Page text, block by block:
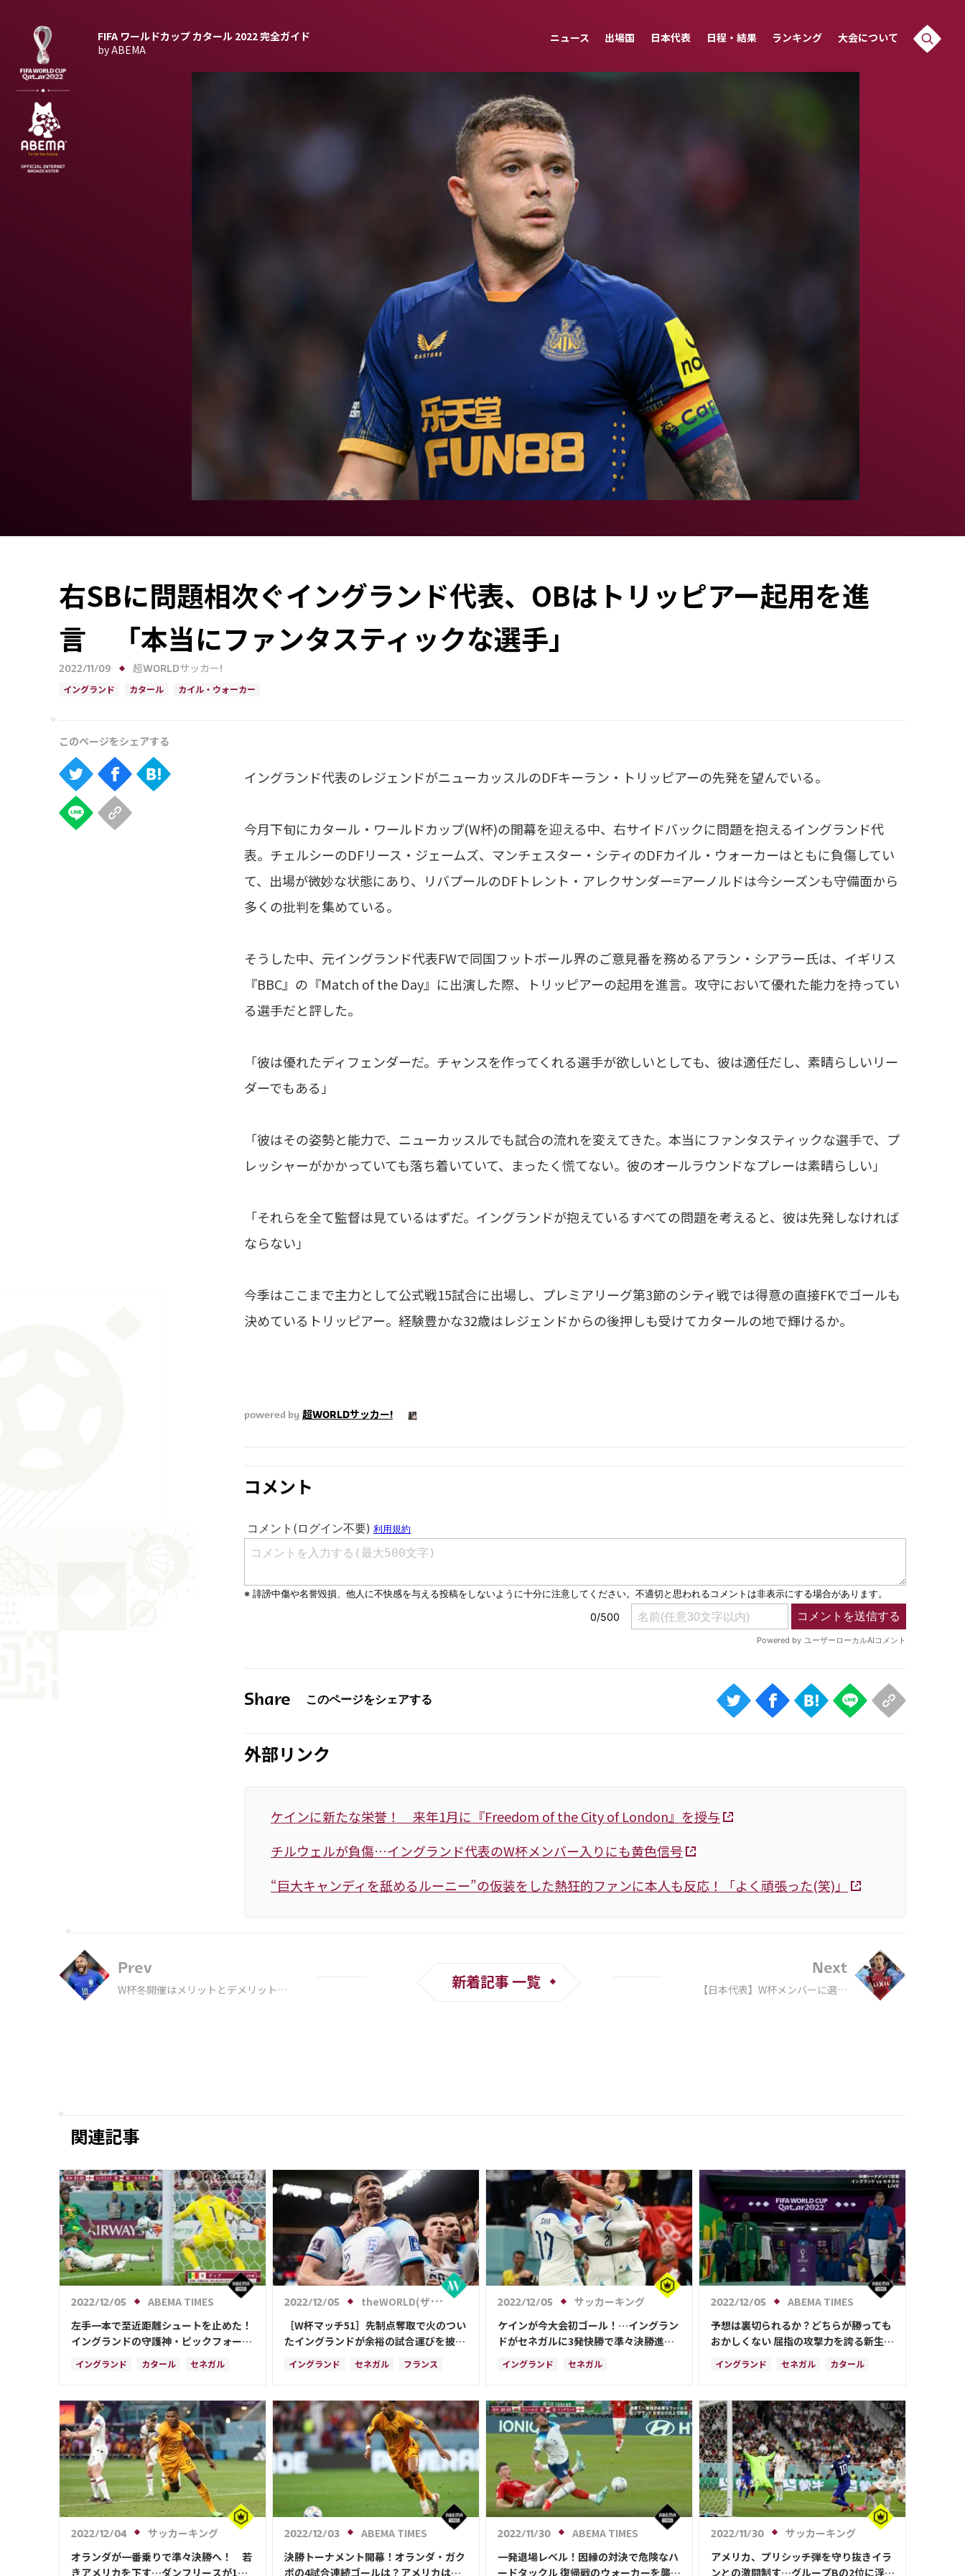
FIFA ワールドカップ カタール 2022完全ガイド
by ABEMA
ニュース 出場国 日本代表 日程・結果 ランキング 大会について
右SBに問題相次ぐイングランド代表、OBはトリッピアー起用を進
言 「本当にファンタスティックな選手」
2022/11/09 超WORLDサッカー!
イングランド カタール カイル・ウォーカー
イングランド代表のレジェンドがニューカッスルのDFキーラン・トリッピアーの先発を望んでいる。
今月下旬にカタール・ワールドカップ(W杯)の開幕を迎える中、右サイドバックに問題を抱えるイングランド代
表。チェルシーのDFリース・ジェームズ、マンチェスター・シティのDFカイル・ウォーカーはともに負傷してい
て、出場が微妙な状態にあり、リバプールのDFトレント・アレクサンダー=アーノルドは今シーズンも守備面から
多くの批判を集めている。
そうした中、元イングランド代表FWで同国フットボール界のご意見番を務めるアラン・シアラー氏は、イギリス
『BBC』の『Match of the Day』に出演した際、トリッピアーの起用を進言。攻守において優れた能力を持ってい
る選手だと評した。
「彼は優れたディフェンダーだ。チャンスを作ってくれる選手が欲しいとしても、彼は適任だし、素晴らしいリー
ダーでもある」
「彼はその姿勢と能力で、ニューカッスルでも試合の流れを変えてきた。本当にファンタスティックな選手で、プ
レッシャーがかかっていても落ち着いていて、まったく慌てない。彼のオールラウンドなプレーは素晴らしい」
「それらを全て監督は見ているはずだ。イングランドが抱えているすべての問題を考えると、彼は先発しなければ
ならない」
今季はここまで主力として公式戦15試合に出場し、プレミアリーグ第3節のシティ戦では得意の直接FKでゴールも
決めているトリッピアー。経験豊かな32歳はレジェンドからの後押しも受けてカタールの地で輝けるか。
powered by 超WORLDサッカー!
コメント
Share
外部リンク
ケインに新たな栄誉！ 来年1月に『Freedom of the City of London』を授与
チルウェルが負傷…イングランド代表のW杯メンバー入りにも黄色信号
“巨大キャンディを舐めるルーニー”の仮装をした熱狂的ファンに本人も反応！「よく頑張った(笑)」
Prev
W杯冬開催はメリットとデメリットど
新着記事 一覧
Next
【日本代表】W杯メンバーに選ば
関連記事
2022/12/05
ABEMA TIMES
左手一本で至近距離シュートを止めた！
イングランドの守護神・ピックフォード
が魅せた試合の流れを変えた神セーブ
イングランド カタール セネガル
2022/12/05
theWORLD(ザ・ワールドWeb)
［W杯マッチ51］先制点奪取で火のつい
たイングランドが余裕の試合運びを披
露 セネガルは3失点で力尽きる
イングランド セネガル フランス
ドイツ スペイン
ジャック・グリーリッシュ カタール
ポーランド エクアドル
カイル・ウォーカー
2022/12/05
サッカーキング
ケインが今大会初ゴール！…イングラン
ドがセネガルに3発快勝で準々決勝進
出、フランスと激突へ
イングランド セネガル
フィル・フォーデン ウェールズ
カタール イラン オランダ
エクアドル アメリカ 日本
ジャック・グリーリッシュ
カイル・ウォーカー
2022/12/05
ABEMA TIMES
予想は裏切られるか？どちらが勝っても
おかしくない 屈指の攻撃力を誇る新生イ
ングランド vs 初のベスト4を狙うアフリ
カ最強セネガル
イングランド セネガル カタール
スペイン アルゼンチン モロッコ
ハリー・ケイン フィル・フォーデン
カイル・ウォーカー
2022/12/04
サッカーキング
オランダが一番乗りで準々決勝へ！ 若
きアメリカを下す…ダンフリースが1得
2022/12/03
ABEMA TIMES
決勝トーナメント開幕！オランダ・ガク
ポの4試合連続ゴールは？アメリカは勝
2022/11/30
ABEMA TIMES
一発退場レベル！因縁の対決で危険なハ
ードタックル 復帰戦のウォーカーを襲っ
2022/11/30
サッカーキング
アメリカ、プリシッチ弾を守り抜きイラ
ンとの激闘制す…グループBの2位に浮